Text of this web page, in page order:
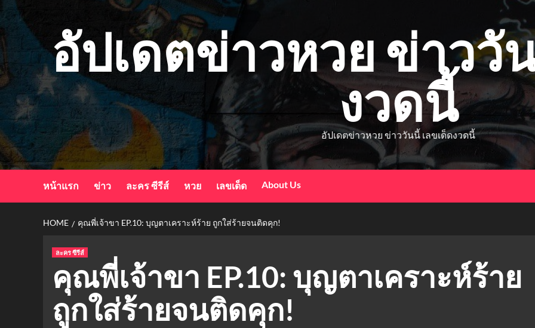
content
อัปเดตข่าวหวย ข่าววั
งวดนี้
อัปเดตข่าวหวย ข่าววันนี้ เลขเด็ดงวดนี้
หน้าแรก ข่าว ละคร ซีรีส์ หวย เลขเด็ด About Us
HOME คุณพี่เจ้าขา EP.10: บุญตาเคราะห์ร้าย ถูกใส่ร้ายจนติดคุก!
ละคร ซีรีส์
คุณพี่เจ้าขา EP.10: บุญตาเคราะห์ร้าย
ถูกใส่ร้ายจนติดคุก!